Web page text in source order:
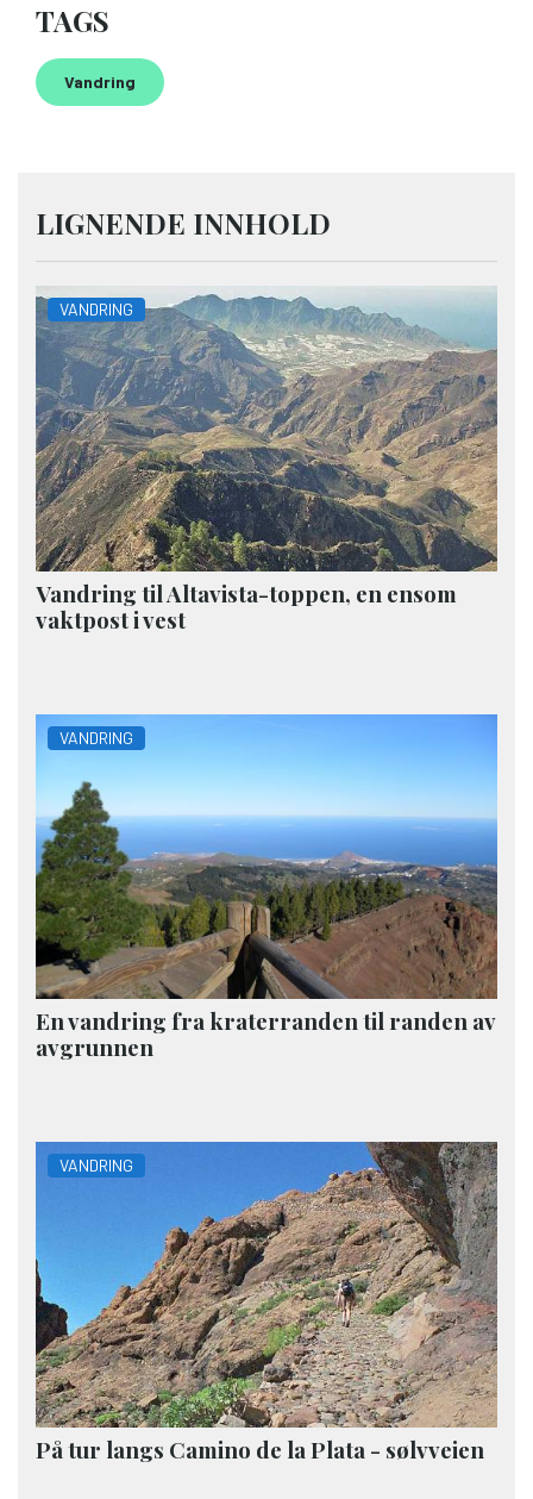
TAGS
Vandring
LIGNENDE INNHOLD
VANDRING
Vandring til Altavista-toppen, en ensom
vaktpost i vest
VANDRING
En vandring fra kraterranden til randen av
avgrunnen
VANDRING
På tur langs Camino de la Plata - sølvveien